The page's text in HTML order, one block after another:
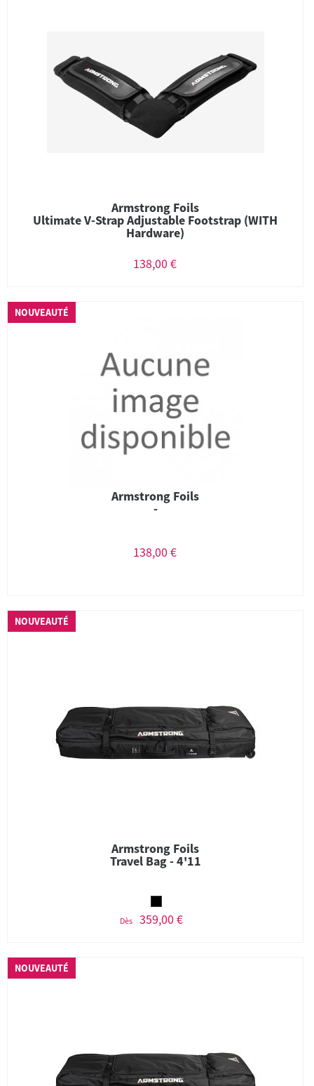
Armstrong Foils
Ultimate V-Strap Adjustable Footstrap (WITH
Hardware)
138,00 €
NOUVEAUTÉ
Armstrong Foils
-
138,00 €
NOUVEAUTÉ
Armstrong Foils
Travel Bag - 4'11
Dès 359,00 €
NOUVEAUTÉ